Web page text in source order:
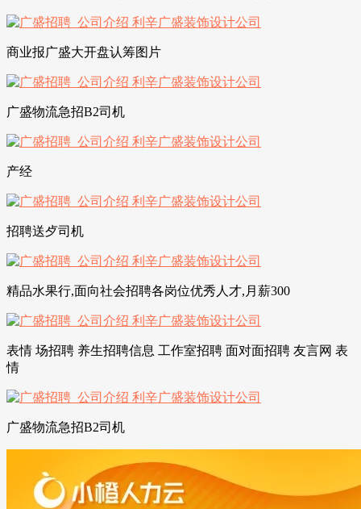
商业报广盛大开盘认筹图片
广盛物流急招B2司机
产经
招聘送歺司机
精品水果行,面向社会招聘各岗位优秀人才,月薪300
表情 场招聘 养生招聘信息 工作室招聘 面对面招聘 友言网 表
情
广盛物流急招B2司机